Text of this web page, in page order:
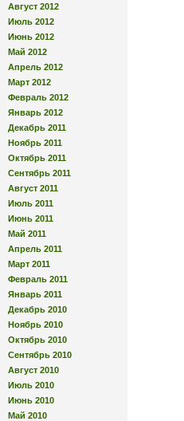
Август 2012
Июль 2012
Июнь 2012
Май 2012
Апрель 2012
Март 2012
Февраль 2012
Январь 2012
Декабрь 2011
Ноябрь 2011
Октябрь 2011
Сентябрь 2011
Август 2011
Июль 2011
Июнь 2011
Май 2011
Апрель 2011
Март 2011
Февраль 2011
Январь 2011
Декабрь 2010
Ноябрь 2010
Октябрь 2010
Сентябрь 2010
Август 2010
Июль 2010
Июнь 2010
Май 2010